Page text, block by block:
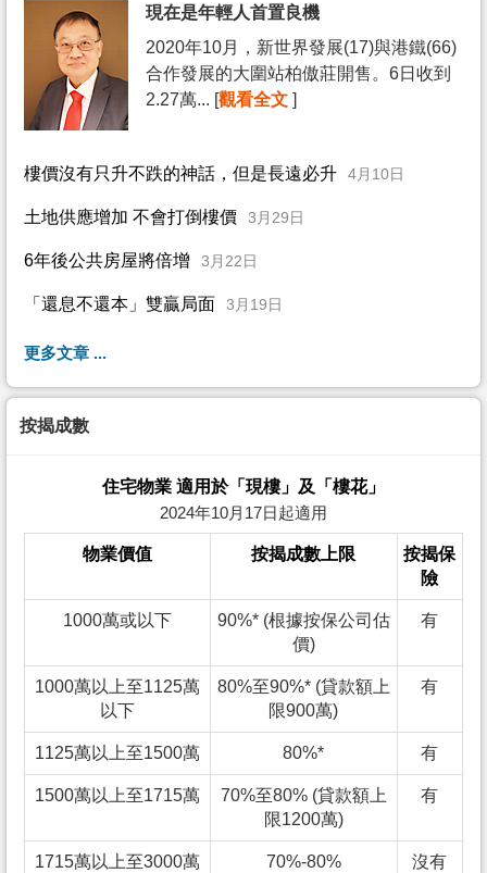
現在是年輕人首置良機
2020年10月，新世界發展(17)與港鐵(66)
合作發展的大圍站柏傲莊開售。6日收到
2.27萬... [觀看全文 ]
樓價沒有只升不跌的神話，但是長遠必升 4月10日
土地供應增加 不會打倒樓價 3月29日
6年後公共房屋將倍增 3月22日
「還息不還本」雙贏局面 3月19日
更多文章 ...
按揭成數
住宅物業 適用於「現樓」及「樓花」
2024年10月17日起適用
物業價值 按揭成數上限
按揭保
險
1000萬或以下
90%* (根據按保公司估
價)
有
1000萬以上至1125萬
以下
80%至90%* (貸款額上
限900萬)
有
1125萬以上至1500萬 80%* 有
1500萬以上至1715萬
70%至80% (貸款額上
限1200萬)
有
1715萬以上至3000萬 70%-80% 沒有